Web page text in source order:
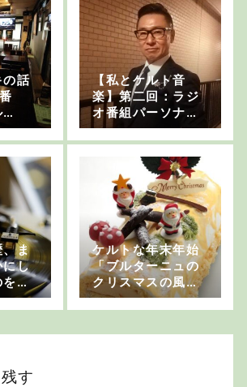
の話
崎
【私とケルト音
楽】第二回：ラジ
オ番組パーソナリ
ティ 恩田裕之さん
後編
、ま
にし
をや
シ
ック
ケルトな年末年始
「ブルターニュの
クリスマスの風
習」
す